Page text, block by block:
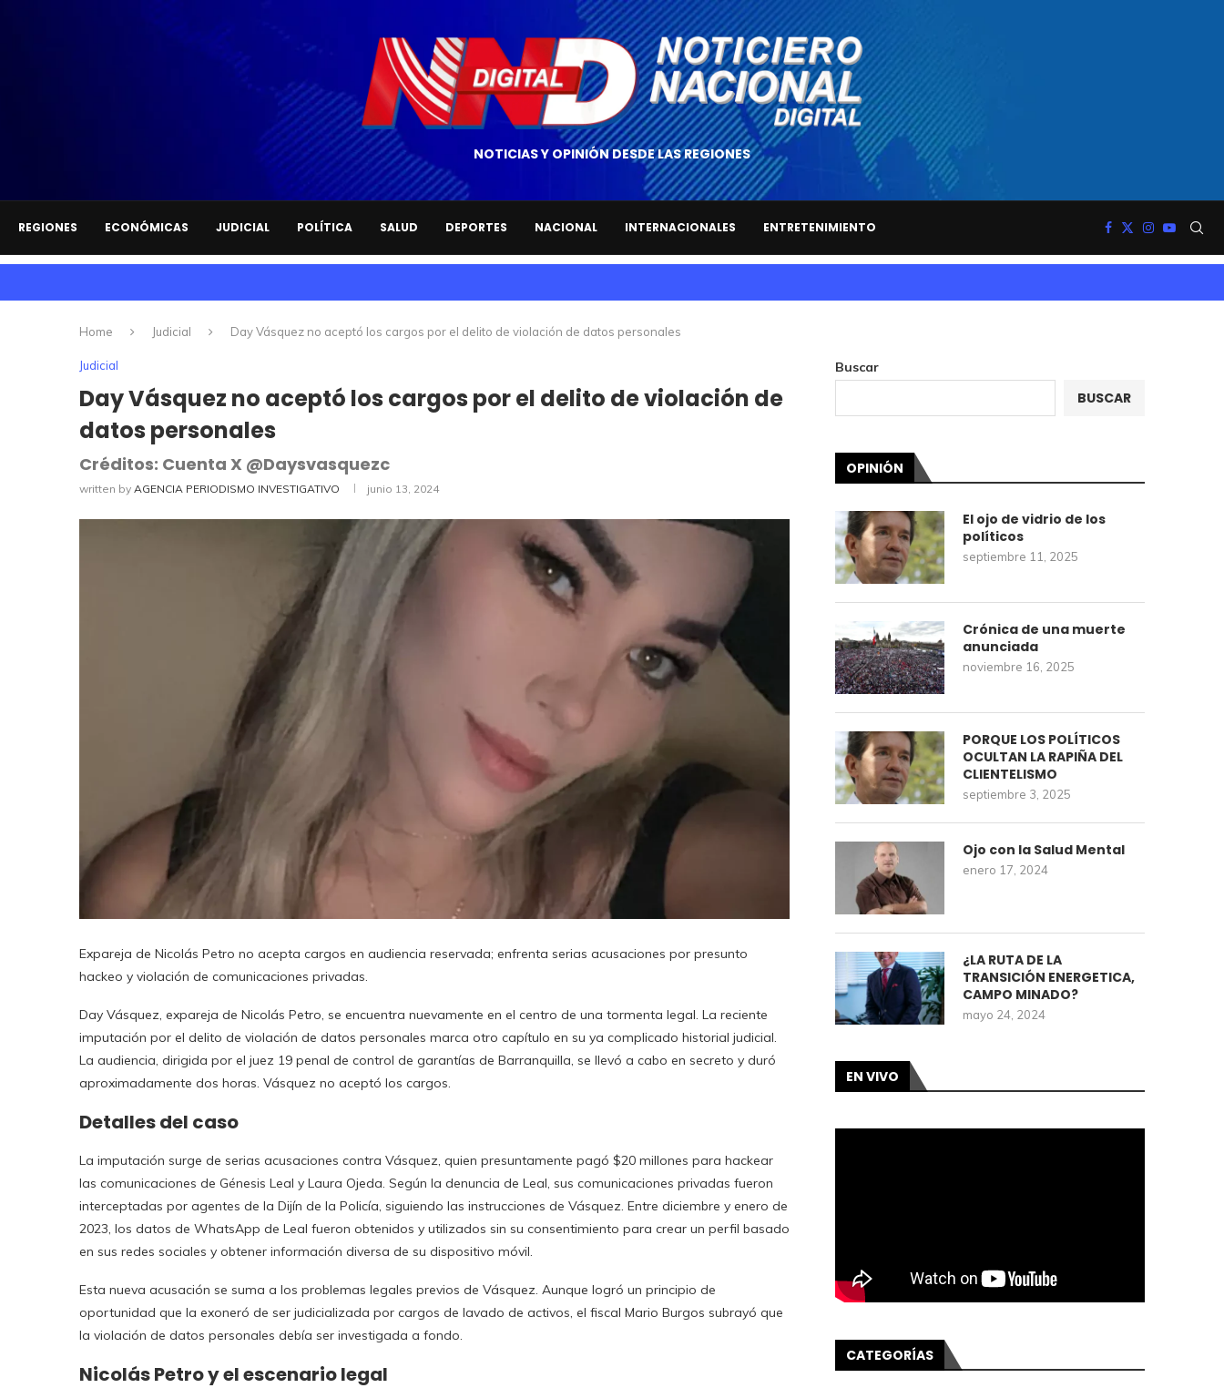
NOTICIAS Y OPINIÓN DESDE LAS REGIONES
REGIONES ECONÓMICAS JUDICIAL POLÍTICA SALUD DEPORTES NACIONAL INTERNACIONALES ENTRETENIMIENTO
Home Judicial Day Vásquez no aceptó los cargos por el delito de violación de datos personales
Judicial
Day Vásquez no aceptó los cargos por el delito de violación de
datos personales
Créditos: Cuenta X @Daysvasquezc
written by AGENCIA PERIODISMO INVESTIGATIVO junio 13, 2024
Expareja de Nicolás Petro no acepta cargos en audiencia reservada; enfrenta serias acusaciones por presunto
hackeo y violación de comunicaciones privadas.
Day Vásquez, expareja de Nicolás Petro, se encuentra nuevamente en el centro de una tormenta legal. La reciente
imputación por el delito de violación de datos personales marca otro capítulo en su ya complicado historial judicial.
La audiencia, dirigida por el juez 19 penal de control de garantías de Barranquilla, se llevó a cabo en secreto y duró
aproximadamente dos horas. Vásquez no aceptó los cargos.
Detalles del caso
La imputación surge de serias acusaciones contra Vásquez, quien presuntamente pagó $20 millones para hackear
las comunicaciones de Génesis Leal y Laura Ojeda. Según la denuncia de Leal, sus comunicaciones privadas fueron
interceptadas por agentes de la Dijín de la Policía, siguiendo las instrucciones de Vásquez. Entre diciembre y enero de
2023, los datos de WhatsApp de Leal fueron obtenidos y utilizados sin su consentimiento para crear un perfil basado
en sus redes sociales y obtener información diversa de su dispositivo móvil.
Esta nueva acusación se suma a los problemas legales previos de Vásquez. Aunque logró un principio de
oportunidad que la exoneró de ser judicializada por cargos de lavado de activos, el fiscal Mario Burgos subrayó que
la violación de datos personales debía ser investigada a fondo.
Nicolás Petro y el escenario legal
Buscar
BUSCAR
OPINIÓN
El ojo de vidrio de los
políticos
septiembre 11, 2025
Crónica de una muerte
anunciada
noviembre 16, 2025
PORQUE LOS POLÍTICOS
OCULTAN LA RAPIÑA DEL
CLIENTELISMO
septiembre 3, 2025
Ojo con la Salud Mental
enero 17, 2024
¿LA RUTA DE LA
TRANSICIÓN ENERGETICA,
CAMPO MINADO?
mayo 24, 2024
EN VIVO
CATEGORÍAS